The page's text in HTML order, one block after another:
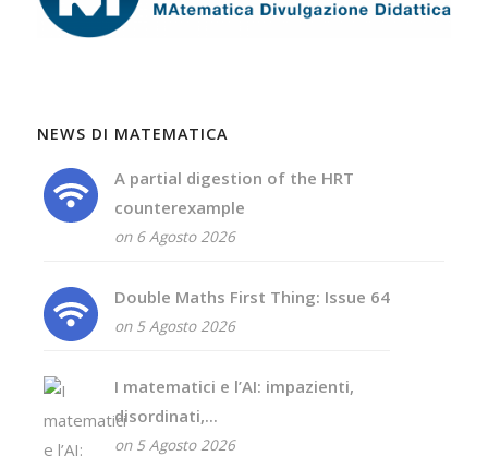
NEWS DI MATEMATICA
A partial digestion of the HRT
counterexample
on 6 Agosto 2026
Double Maths First Thing: Issue 64
on 5 Agosto 2026
I matematici e l’AI: impazienti,
disordinati,...
on 5 Agosto 2026